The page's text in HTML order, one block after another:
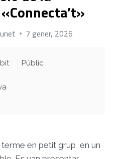
7 gener, 2026
Públic
terme en petit grup, en un